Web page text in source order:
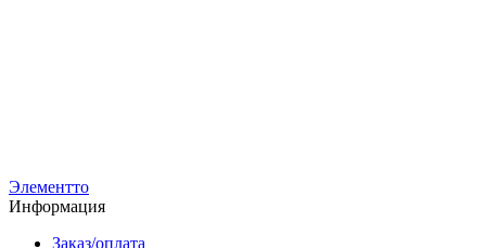
Элементто
Информация
Заказ/оплата